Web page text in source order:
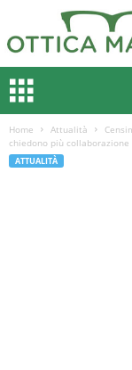
Home Attualità
chiedono più collaborazione
ATTUALITÀ